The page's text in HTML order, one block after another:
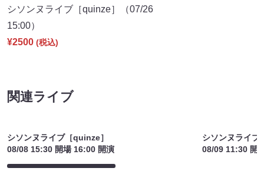
シソンヌライブ［quinze］（07/26
15:00）
¥2500 (税込)
関連ライブ
シソンヌライブ［quinze］
08/08 15:30 開場 16:00 開演
シソンヌライ
08/09 11:30 開